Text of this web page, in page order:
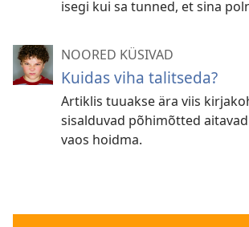
isegi kui sa tunned, et sina
NOORED KÜSIVAD
Kuidas viha talitseda?
Artiklis tuuakse ära viis
sisalduvad põhimõtted
vaos hoidma.